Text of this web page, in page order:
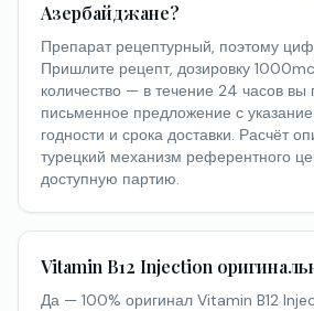
Азербайджане?
Препарат рецептурный, поэтому
Пришлите рецепт, дозировку
количество — в течение 24 часов вы
письменное предложение с
годности и срока доставки. Расчёт
турецкий механизм референтного
доступную партию.
Vitamin B12 Injection
Да — 100% оригинал Vitamin B12